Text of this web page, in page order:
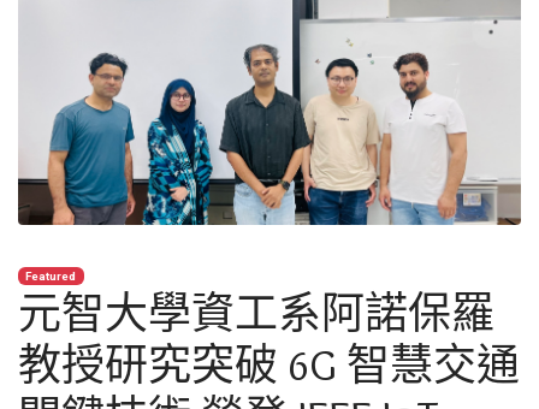
Featured
元智大學資工系阿諾保羅
教授研究突破 6G 智慧交通